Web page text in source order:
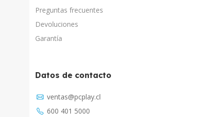
Preguntas frecuentes
Devoluciones
Garantía
Datos de contacto
ventas@pcplay.cl
600 401 5000
Chat con IA